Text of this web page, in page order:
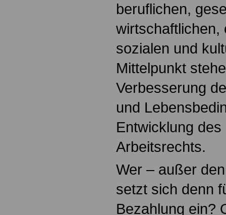
beruflichen,
wirtschaftlichen,
sozialen und
Mittelpunkt
Verbesserung
und
Entwicklung
Arbeitsrechts.
Wer – außer
setzt sich denn
Bezahlung ein?